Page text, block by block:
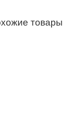
товары